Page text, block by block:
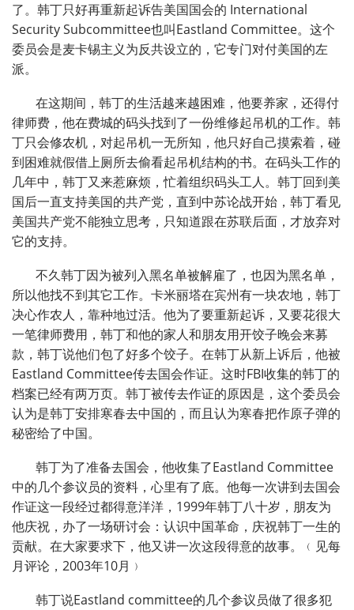
了。韩丁只好再重新起诉告美国国会的 International
Security Subcommittee也叫Eastland Committee。这个
委员会是麦卡锡主义为反共设立的，它专门对付美国的左
派。
在这期间，韩丁的生活越来越困难，他要养家，还得付
律师费，他在费城的码头找到了一份维修起吊机的工作。韩
丁只会修农机，对起吊机一无所知，他只好自己摸索着，碰
到困难就假借上厕所去偷看起吊机结构的书。在码头工作的
几年中，韩丁又来惹麻烦，忙着组织码头工人。韩丁回到美
国后一直支持美国的共产党，直到中苏论战开始，韩丁看见
美国共产党不能独立思考，只知道跟在苏联后面，才放弃对
它的支持。
不久韩丁因为被列入黑名单被解雇了，也因为黑名单，
所以他找不到其它工作。卡米丽塔在宾州有一块农地，韩丁
决心作农人，靠种地过活。他为了要重新起诉，又要花很大
一笔律师费用，韩丁和他的家人和朋友用开饺子晚会来募
款，韩丁说他们包了好多个饺子。在韩丁从新上诉后，他被
Eastland Committee传去国会作证。这时FBI收集的韩丁的
档案已经有两万页。韩丁被传去作证的原因是，这个委员会
认为是韩丁安排寒春去中国的，而且认为寒春把作原子弹的
秘密给了中国。
韩丁为了准备去国会，他收集了Eastland Committee
中的几个参议员的资料，心里有了底。他每一次讲到去国会
作证这一段经过都得意洋洋， 1999年韩丁八十岁，朋友为
他庆祝，办了一场研讨会：认识中国革命，庆祝韩丁一生的
贡献。在大家要求下，他又讲一次这段得意的故事。﹙见每
月评论， 2003年10月﹚
韩丁说Eastland committee的几个参议员做了很多犯